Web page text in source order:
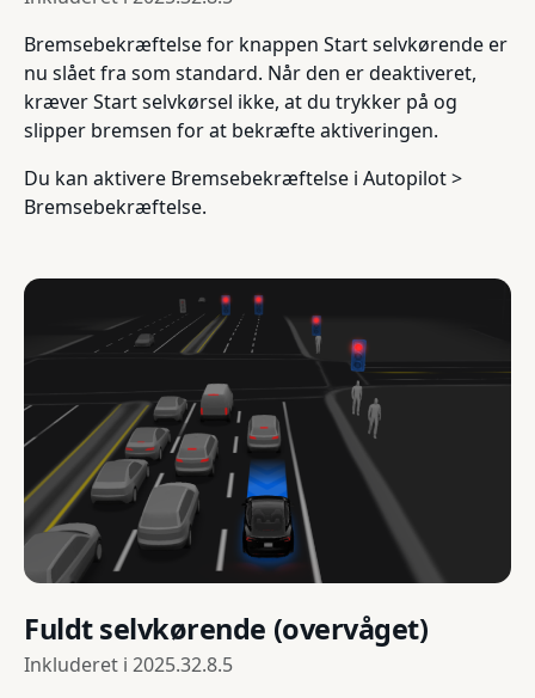
Bremsebekræftelse for knappen Start selvkørende er
nu slået fra som standard. Når den er deaktiveret,
kræver Start selvkørsel ikke, at du trykker på og
slipper bremsen for at bekræfte aktiveringen.
Du kan aktivere Bremsebekræftelse i Autopilot >
Bremsebekræftelse.
Fuldt selvkørende (overvåget)
Inkluderet i 2025.32.8.5